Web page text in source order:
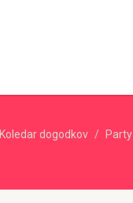
Koledar dogodkov
Party